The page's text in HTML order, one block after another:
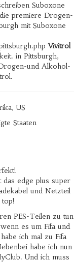
Suboxone
premiere Drogen-
mit Suboxone
Vivitrol
in Pittsburgh,
und Alkohol-
US
Staaten
das edge plus super
und Netzteil
top!
PES-Teilen zu tun
es um Fifa und
ich mal zu Fifa
habe ich nun
Und ich muss